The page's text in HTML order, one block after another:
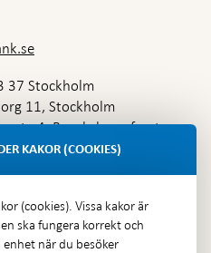
37 Stockholm
11, Stockholm
4, Brunkebergsfaret,
KAKOR (COOKIES)
(cookies). Vissa kakor är
ska fungera korrekt och
när du besöker